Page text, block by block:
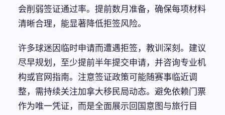
会削弱签证通过率。提前数月准备，确保每项材料
清晰合理，能显著降低拒签风险。
许多球迷因临时申请而遭遇拒签，教训深刻。建议
尽早规划，至少提前半年提交申请，并咨询专业机
构或官网指南。注意签证政策可能随赛事临近调
整，需持续关注加拿大移民局动态。避免依赖门票
作为唯一凭证，而是全面展示回国意图与旅行目